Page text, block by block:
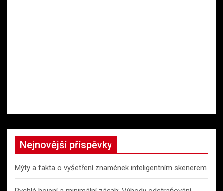
Nejnovější příspěvky
Mýty a fakta o vyšetření znamének inteligentním skenerem